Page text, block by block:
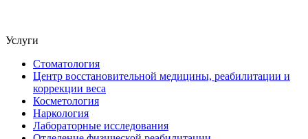
Услуги
Стоматология
Центр восстановительной медицины, реабилитации и
коррекции веса
Косметология
Наркология
Лабораторные исследования